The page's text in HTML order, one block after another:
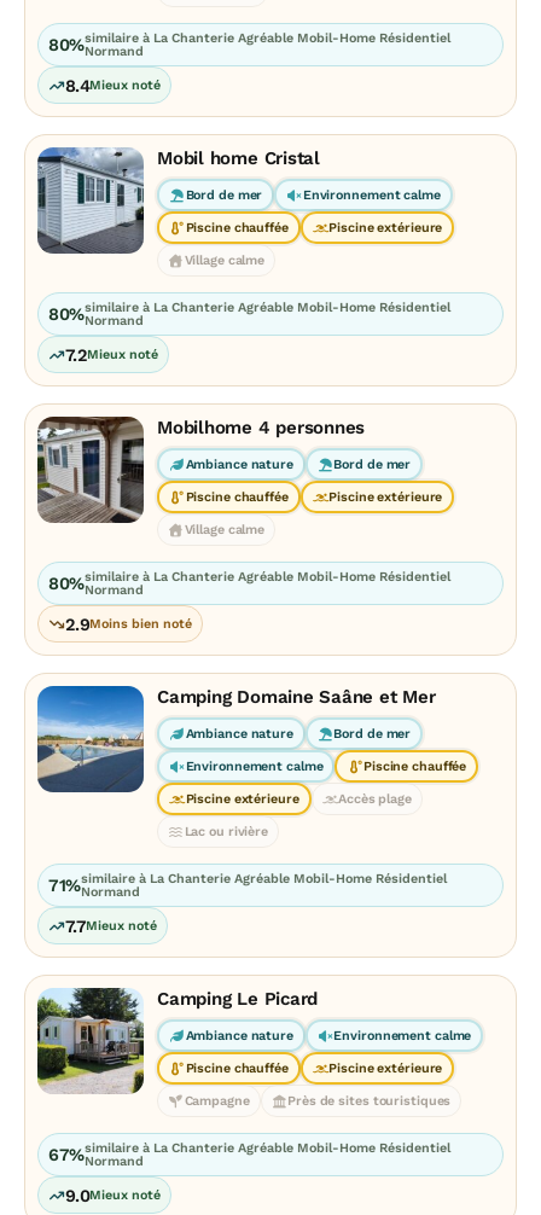
80%similaire à La Chanterie Agréable Mobil-Home Résidentiel
Normand
8.4Mieux noté
Mobil home Cristal
Bord de mer Environnement calme
Piscine chauffée Piscine extérieure
Village calme
80%similaire à La Chanterie Agréable Mobil-Home Résidentiel
Normand
7.2Mieux noté
Mobilhome 4 personnes
Ambiance nature Bord de mer
Piscine chauffée Piscine extérieure
Village calme
80%similaire à La Chanterie Agréable Mobil-Home Résidentiel
Normand
2.9Moins bien noté
Camping Domaine Saâne et Mer
Ambiance nature Bord de mer
Environnement calme Piscine chauffée
Piscine extérieure Accès plage
Lac ou rivière
71%similaire à La Chanterie Agréable Mobil-Home Résidentiel
Normand
7.7Mieux noté
Camping Le Picard
Ambiance nature Environnement calme
Piscine chauffée Piscine extérieure
Campagne Près de sites touristiques
67%similaire à La Chanterie Agréable Mobil-Home Résidentiel
Normand
9.0Mieux noté